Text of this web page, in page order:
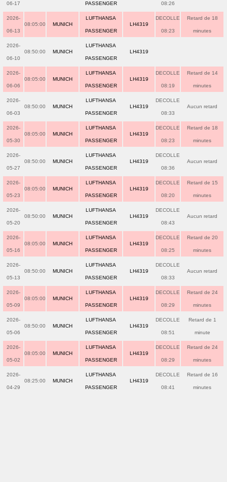
06-17 PASSENGER 08:26
2026-
06-13
08:05:00 MUNICH
LUFTHANSA
PASSENGER
LH4319
DECOLLE
08:23
Retard de 18
minutes
2026-
06-10
08:50:00 MUNICH
LUFTHANSA
PASSENGER
LH4319
2026-
06-06
08:05:00 MUNICH
LUFTHANSA
PASSENGER
LH4319
DECOLLE
08:19
Retard de 14
minutes
2026-
06-03
08:50:00 MUNICH
LUFTHANSA
PASSENGER
LH4319
DECOLLE
08:33
Aucun retard
2026-
05-30
08:05:00 MUNICH
LUFTHANSA
PASSENGER
LH4319
DECOLLE
08:23
Retard de 18
minutes
2026-
05-27
08:50:00 MUNICH
LUFTHANSA
PASSENGER
LH4319
DECOLLE
08:36
Aucun retard
2026-
05-23
08:05:00 MUNICH
LUFTHANSA
PASSENGER
LH4319
DECOLLE
08:20
Retard de 15
minutes
2026-
05-20
08:50:00 MUNICH
LUFTHANSA
PASSENGER
LH4319
DECOLLE
08:43
Aucun retard
2026-
05-16
08:05:00 MUNICH
LUFTHANSA
PASSENGER
LH4319
DECOLLE
08:25
Retard de 20
minutes
2026-
05-13
08:50:00 MUNICH
LUFTHANSA
PASSENGER
LH4319
DECOLLE
08:33
Aucun retard
2026-
05-09
08:05:00 MUNICH
LUFTHANSA
PASSENGER
LH4319
DECOLLE
08:29
Retard de 24
minutes
2026-
05-06
08:50:00 MUNICH
LUFTHANSA
PASSENGER
LH4319
DECOLLE
08:51
Retard de 1
minute
2026-
05-02
08:05:00 MUNICH
LUFTHANSA
PASSENGER
LH4319
DECOLLE
08:29
Retard de 24
minutes
2026-
04-29
08:25:00 MUNICH
LUFTHANSA
PASSENGER
LH4319
DECOLLE
08:41
Retard de 16
minutes